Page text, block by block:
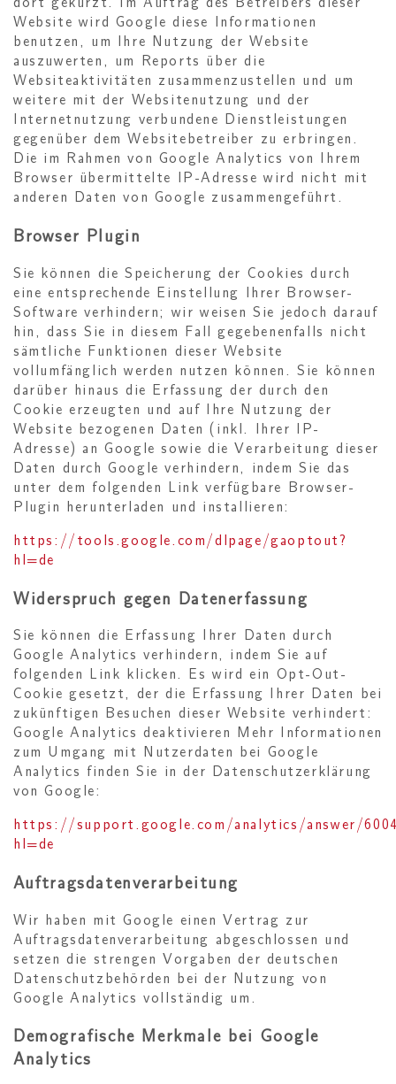
Website wird Google diese Informationen
benutzen, um Ihre Nutzung der Website
auszuwerten, um Reports über die
Websiteaktivitäten zusammenzustellen und um
weitere mit der Websitenutzung und der
Internetnutzung verbundene Dienstleistungen
gegenüber dem Websitebetreiber zu erbringen.
Die im Rahmen von Google Analytics von Ihrem
Browser übermittelte IP-Adresse wird nicht mit
anderen Daten von Google zusammengeführt.
Browser Plugin
Sie können die Speicherung der Cookies durch
eine entsprechende Einstellung Ihrer Browser-
Software verhindern; wir weisen Sie jedoch darauf
hin, dass Sie in diesem Fall gegebenenfalls nicht
sämtliche Funktionen dieser Website
vollumfänglich werden nutzen können. Sie können
darüber hinaus die Erfassung der durch den
Cookie erzeugten und auf Ihre Nutzung der
Website bezogenen Daten (inkl. Ihrer IP-
Adresse) an Google sowie die Verarbeitung dieser
Daten durch Google verhindern, indem Sie das
unter dem folgenden Link verfügbare Browser-
Plugin herunterladen und installieren:
https://tools.google.com/dlpage/gaoptout?
hl=de
Widerspruch gegen Datenerfassung
Sie können die Erfassung Ihrer Daten durch
Google Analytics verhindern, indem Sie auf
folgenden Link klicken. Es wird ein Opt-Out-
Cookie gesetzt, der die Erfassung Ihrer Daten bei
zukünftigen Besuchen dieser Website verhindert:
Google Analytics deaktivieren Mehr Informationen
zum Umgang mit Nutzerdaten bei Google
Analytics finden Sie in der Datenschutzerklärung
von Google:
https://support.google.com/analytics/answer/
hl=de
Auftragsdatenverarbeitung
Wir haben mit Google einen Vertrag zur
Auftragsdatenverarbeitung abgeschlossen und
setzen die strengen Vorgaben der deutschen
Datenschutzbehörden bei der Nutzung von
Google Analytics vollständig um.
Demografische Merkmale bei Google
Analytics